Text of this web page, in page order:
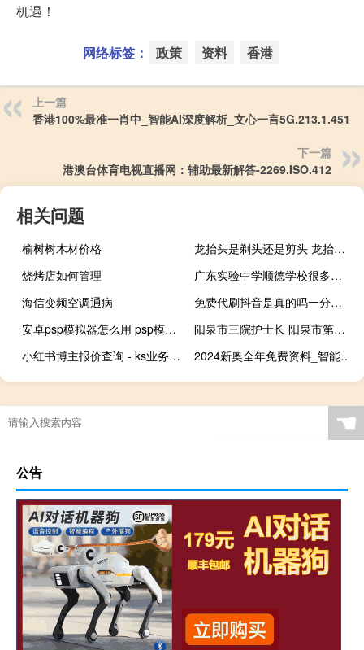
机遇！
网络标签： 政策 资料 香港
上一篇
香港100%最准一肖中_智能AI深度解析_文心一言5G.213.1.451
下一篇
港澳台体育电视直播网：辅助最新解答-2269.ISO.412
相关问题
榆树树木材价格
龙抬头是剃头还是剪头 龙抬头剪头发有什么讲究
烧烤店如何管理
广东实验中学顺德学校很多老师有编制,为何南海学校的没编制 广东实验中学南海学校
海信变频空调通病
免费代刷抖音是真的吗一分免费刷QQ空间赞
安卓psp模拟器怎么用 psp模拟器教程
阳泉市三院护士长 阳泉市第一人民医院
小红书博主报价查询 - ks业务低价自助下单平台便宜,抖音刷点赞网址便宜
2024新奥全年免费资料_智能AI深度解析_百度大脑版A12.31.1087
☚
公告